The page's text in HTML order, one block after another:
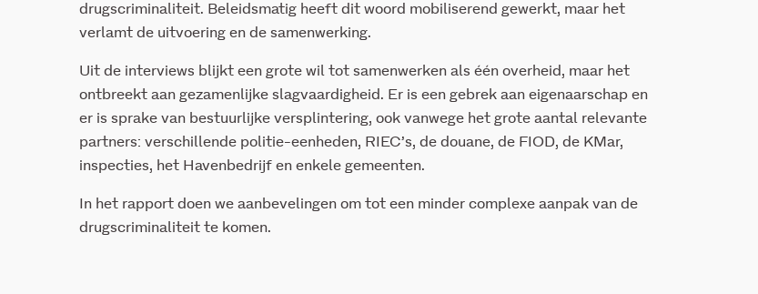
drugscriminaliteit. Beleidsmatig heeft dit woord mobiliserend gewerkt, maar het
verlamt de uitvoering en de samenwerking.
Uit de interviews blijkt een grote wil tot samenwerken als één overheid, maar het
ontbreekt aan gezamenlijke slagvaardigheid. Er is een gebrek aan eigenaarschap en
er is sprake van bestuurlijke versplintering, ook vanwege het grote aantal relevante
partners: verschillende politie-eenheden, RIEC’s, de douane, de FIOD, de KMar,
inspecties, het Havenbedrijf en enkele gemeenten.
In het rapport doen we aanbevelingen om tot een minder complexe aanpak van de
drugscriminaliteit te komen.